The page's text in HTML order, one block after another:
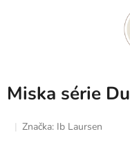
Miska série
Značka: Ib Laursen